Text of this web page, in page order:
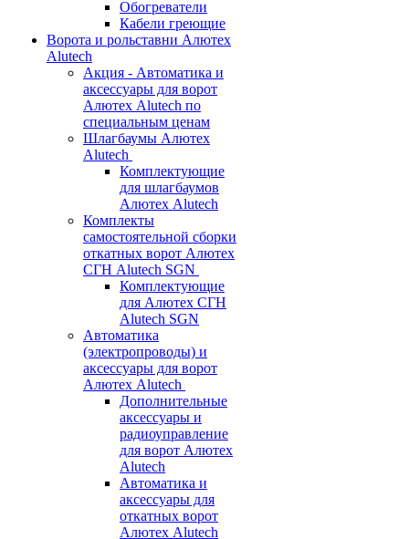
Обогреватели
Кабели греющие
Ворота и рольставни Алютех
Alutech
Акция - Автоматика и
аксессуары для ворот
Алютех Alutech по
специальным ценам
Шлагбаумы Алютех
Alutech
Комплектующие
для шлагбаумов
Алютех Alutech
Комплекты
самостоятельной сборки
откатных ворот Алютех
СГН Alutech SGN
Комплектующие
для Алютех СГН
Alutech SGN
Автоматика
(электропроводы) и
аксессуары для ворот
Алютех Alutech
Дополнительные
аксессуары и
радиоуправление
для ворот Алютех
Alutech
Автоматика и
аксессуары для
откатных ворот
Алютех Alutech